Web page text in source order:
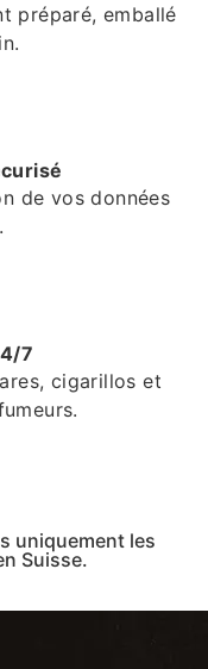
préparé, emballé
de vos données
7
cigarillos et
uniquement les
Suisse.